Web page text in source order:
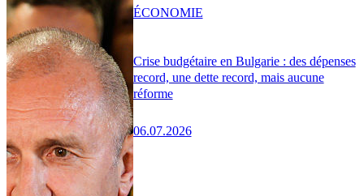
Crise budgétaire en Bulgarie : des dépenses
record, une dette record, mais aucune
réforme
06.07.2026
ÉCONOMIE